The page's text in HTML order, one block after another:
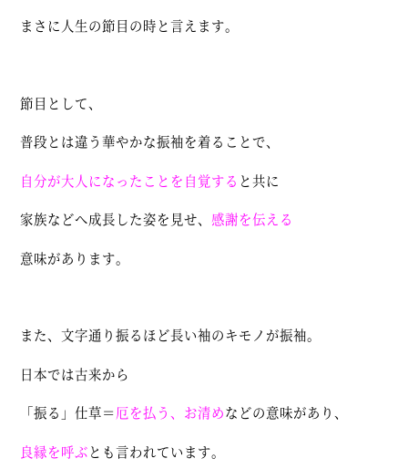
まさに人生の節目の時と言えます。
節目として、
普段とは違う華やかな振袖を着ることで、
自分が大人になったことを自覚する と共に
家族などへ成長した姿を見せ、感謝を伝える
意味があります。
また、文字通り振るほど長い袖のキモノが振袖。
日本では古来から
「振る」仕草＝厄を払う、お清めなどの意味があり、
良縁を呼ぶとも言われています。